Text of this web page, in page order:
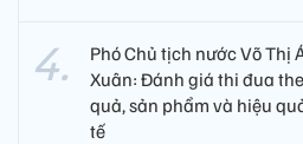
Phó Chủ tịch nước Võ Thị
Xuân: Đánh giá thi đua
quả, sản phẩm và hiệu
tế